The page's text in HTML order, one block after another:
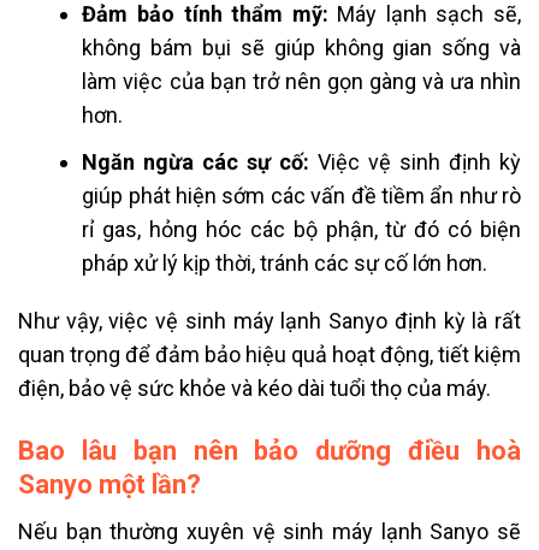
Đảm bảo tính thẩm mỹ: Máy lạnh sạch sẽ,
không bám bụi sẽ giúp không gian sống và
làm việc của bạn trở nên gọn gàng và ưa nhìn
hơn.
Ngăn ngừa các sự cố:Việc vệ sinh định kỳ
giúp phát hiện sớm các vấn đề tiềm ẩn như rò
rỉ gas, hỏng hóc các bộ phận, từ đó có biện
pháp xử lý kịp thời, tránh các sự cố lớn hơn.
Như vậy, việc vệ sinh máy lạnh Sanyo định kỳ là rất
quan trọng để đảm bảo hiệu quả hoạt động, tiết kiệm
điện, bảo vệ sức khỏe và kéo dài tuổi thọ của máy.
Bao lâu bạn nên bảo dưỡng điều hoà
Sanyo một lần?
Nếu bạn thường xuyên vệ sinh máy lạnh Sanyo sẽ